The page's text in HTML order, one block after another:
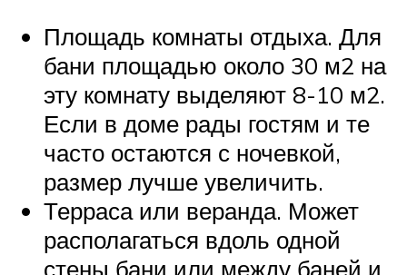
Площадь комнаты отдыха. Для
бани площадью около 30 м2 на
эту комнату выделяют 8-10 м2.
Если в доме рады гостям и те
часто остаются с ночевкой,
размер лучше увеличить.
Терраса или веранда. Может
располагаться вдоль одной
стены бани или между баней и